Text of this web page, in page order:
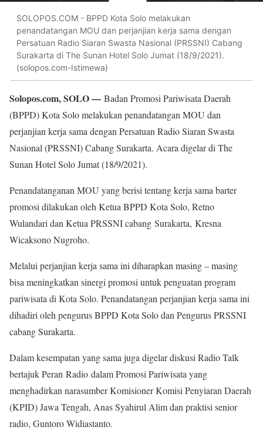
SOLOPOS.COM - BPPD Kota Solo melakukan
penandatangan MOU dan perjanjian kerja sama dengan
Persatuan Radio Siaran Swasta Nasional (PRSSNI) Cabang
Surakarta di The Sunan Hotel Solo Jumat (18/9/2021).
(solopos.com-Istimewa)
Solopos.com, SOLO — Badan Promosi Pariwisata Daerah
(BPPD) Kota Solo melakukan penandatangan MOU dan
perjanjian kerja sama dengan Persatuan Radio Siaran Swasta
Nasional (PRSSNI) Cabang Surakarta. Acara digelar di The
Sunan Hotel Solo Jumat (18/9/2021).
Penandatanganan MOU yang berisi tentang kerja sama barter
promosi dilakukan oleh Ketua BPPD Kota Solo, Retno
Wulandari dan Ketua PRSSNI cabang Surakarta, Kresna
Wicaksono Nugroho.
Melalui perjanjian kerja sama ini diharapkan masing – masing
bisa meningkatkan sinergi promosi untuk penguatan program
pariwisata di Kota Solo. Penandatangan perjanjian kerja sama ini
dihadiri oleh pengurus BPPD Kota Solo dan Pengurus PRSSNI
cabang Surakarta.
Dalam kesempatan yang sama juga digelar diskusi Radio Talk
bertajuk Peran Radio dalam Promosi Pariwisata yang
menghadirkan narasumber Komisioner Komisi Penyiaran Daerah
(KPID) Jawa Tengah, Anas Syahirul Alim dan praktisi senior
radio, Guntoro Widiastanto.